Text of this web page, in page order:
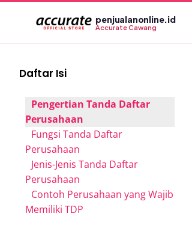
penjualanonline.id
Accurate Cawang
Daftar Isi
Pengertian Tanda Daftar
Perusahaan
Fungsi Tanda Daftar
Perusahaan
Jenis-Jenis Tanda Daftar
Perusahaan
Contoh Perusahaan yang Wajib
Memiliki TDP